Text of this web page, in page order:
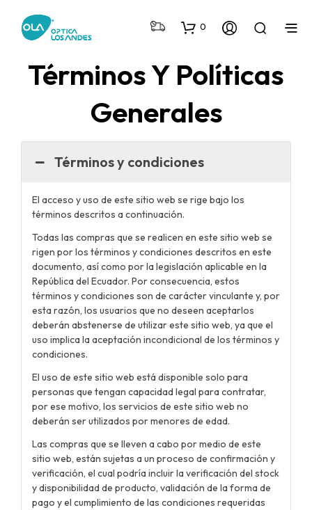
0
Términos Y Políticas
Generales
Términos y condiciones
El acceso y uso de este sitio web se rige bajo los
términos descritos a continuación.
Todas las compras que se realicen en este sitio web se
rigen por los términos y condiciones descritos en este
documento, así como por la legislación aplicable en la
República del Ecuador. Por consecuencia, estos
términos y condiciones son de carácter vinculante y, por
esta razón, los usuarios que no deseen aceptarlos
deberán abstenerse de utilizar este sitio web, ya que el
uso implica la aceptación incondicional de los términos y
condiciones.
El uso de este sitio web está disponible solo para
personas que tengan capacidad legal para contratar,
por ese motivo, los servicios de este sitio web no
deberán ser utilizados por menores de edad.
Las compras que se lleven a cabo por medio de este
sitio web, están sujetas a un proceso de confirmación y
verificación, el cual podría incluir la verificación del stock
y disponibilidad de producto, validación de la forma de
pago y el cumplimiento de las condiciones requeridas